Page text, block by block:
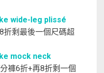
wide-leg plissé
折剩最後一個尺碼超
mock neck
褲6折+再8折剩一個